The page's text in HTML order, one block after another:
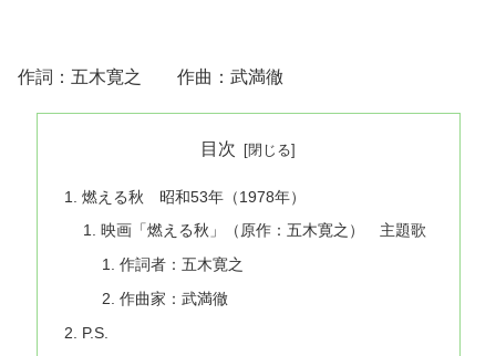
作詞：五木寛之 作曲：武満徹
目次
燃える秋 昭和53年（1978年）
映画「燃える秋」（原作：五木寛之） 主題歌
作詞者：五木寛之
作曲家：武満徹
P.S.